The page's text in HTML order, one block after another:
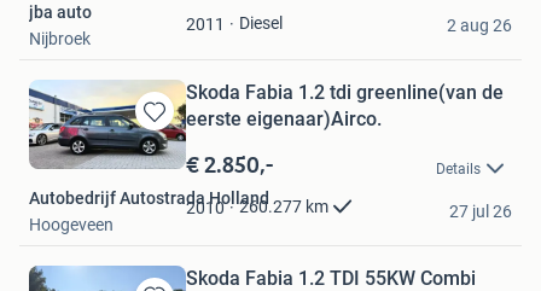
Favorieten
2011 Diesel
jba auto
Nijbroek
2 aug 26
Bewaren
in
Favorieten
Skoda Fabia 1.2 tdi greenline(van de
eerste eigenaar)Airco.
€ 2.850,- Details
2010 260.277 km
Autobedrijf Autostrada Holland
Hoogeveen
27 jul 26
Skoda Fabia 1.2 TDI 55KW Combi